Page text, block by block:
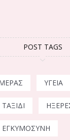
POST TAGS
ΥΓΕΊΑ
ΤΑΞΊΔΙ
ΕΓΚΥΜΟΣΎΝΗ